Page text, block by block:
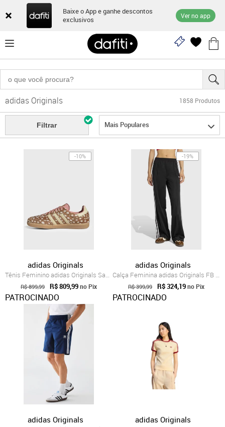
Baixe o App e ganhe descontos
exclusivos
Ver no app
adidas Originals 1858 Produtos
Filtrar Mais Populares
-10%
adidas Originals
Tênis Feminino adidas Originals Samba OG Marrom
R$ 899,99 R$ 809,99no Pix
PATROCINADO
-19%
adidas Originals
Calça Feminina adidas Originals FB Loose TP Preta
R$ 399,99 R$ 324,19no Pix
PATROCINADO
adidas Originals adidas Originals